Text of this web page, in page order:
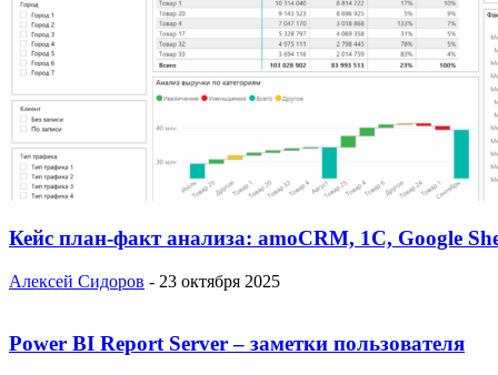
Кейс план-факт анализа: amoCRM, 1C, Google
Алексей Сидоров - 23 октября 2025
Power BI Report Server – заметки пользователя